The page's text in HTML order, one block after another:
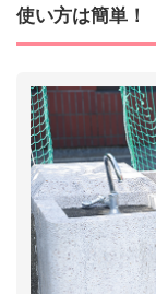
使い方は簡単！